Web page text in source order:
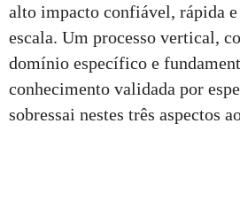
alto impacto confiável, rápida
escala. Um processo vertical,
domínio específico e
conhecimento validada por
sobressai nestes três aspectos